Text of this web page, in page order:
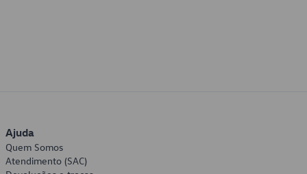
Ajuda
Quem Somos
Atendimento (SAC)